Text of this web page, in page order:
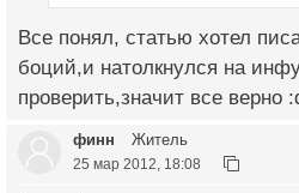
Все понял, статью хотел
боций,и натолкнулся на
проверить,значит все верно
финн Житель
25 мар 2012, 18:08